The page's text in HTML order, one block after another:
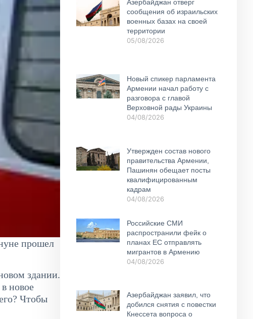
прошел
здании.
новое
Чтобы
Азербайджан отверг
сообщения об израильских
военных базах на своей
территории
05/08/2026
Новый спикер парламента
Армении начал работу с
разговора с главой
Верховной рады Украины
04/08/2026
Утвержден состав нового
правительства Армении,
Пашинян обещает посты
квалифицированным
кадрам
04/08/2026
Российские СМИ
распространили фейк о
планах ЕС отправлять
мигрантов в Армению
04/08/2026
Азербайджан заявил, что
добился снятия с повестки
Кнессета вопроса о